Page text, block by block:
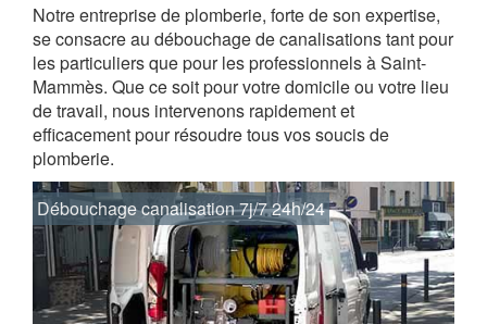
Notre entreprise de plomberie, forte de son expertise,
se consacre au débouchage de canalisations tant pour
les particuliers que pour les professionnels à Saint-
Mammès. Que ce soit pour votre domicile ou votre lieu
de travail, nous intervenons rapidement et
efficacement pour résoudre tous vos soucis de
plomberie.
Débouchage canalisation 7j/7 24h/24